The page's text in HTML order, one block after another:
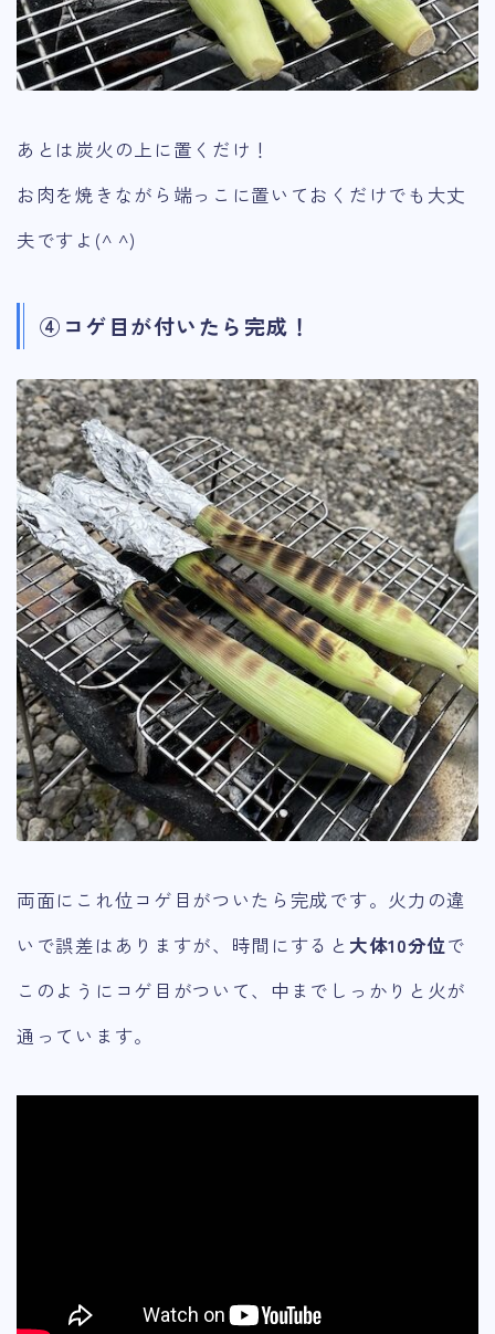
あとは炭火の上に置くだけ！
お肉を焼きながら端っこに置いておくだけでも大丈
夫ですよ(^ ^)
④コゲ目が付いたら完成！
両面にこれ位コゲ目がついたら完成です。火力の違
いで誤差はありますが、時間にすると大体10分位で
このようにコゲ目がついて、中までしっかりと火が
通っています。